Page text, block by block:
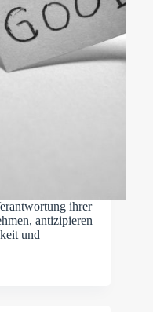
ihrer
antizipieren
und